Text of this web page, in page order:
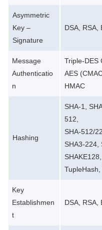
Asymmetric
Key –
Signature
DSA, RSA,
Message
Authenticatio
n
Triple-DES
AES
HMAC
Hashing
SHA-1,
512,
SHA-512/
SHA3-224,
Key
Establishmen
t
DSA, RSA,